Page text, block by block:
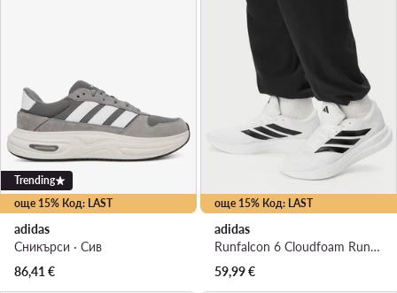
още 15% Код: LAST
Trending
adidas
Сникърси · Сив
86,41€
още 15% Код: LAST
adidas
Runfalcon 6 Cloudfoam Running Shoes IH9526 · Маратонки за бягане
59,99€